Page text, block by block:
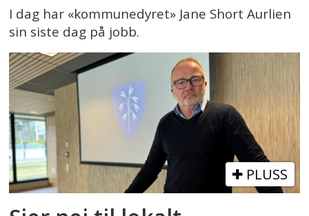
I dag har «kommunedyret» Jane Short Aurlien
sin siste dag på jobb.
PLUSS